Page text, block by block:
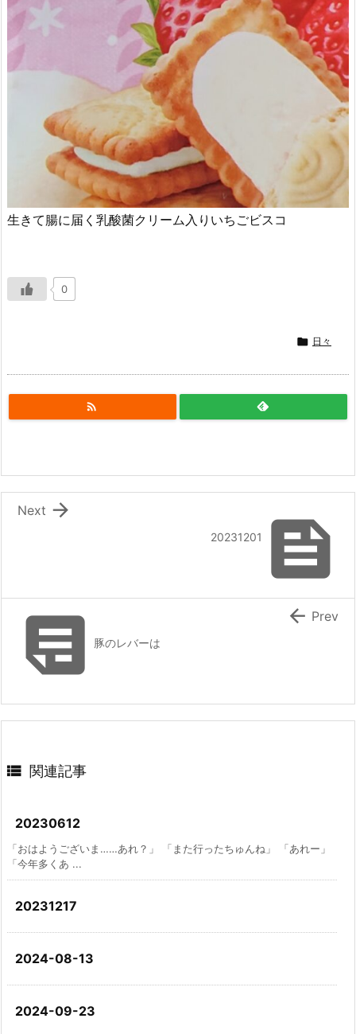
生きて腸に届く乳酸菌クリーム入りいちごビスコ
0
 日々


20231201

Next
豚のレバーは
 Prev
 関連記事
20230612
「おはようございま……あれ？」 「また行ったちゅんね」 「あれー」
「今年多くあ ...
20231217
2024-08-13
2024-09-23